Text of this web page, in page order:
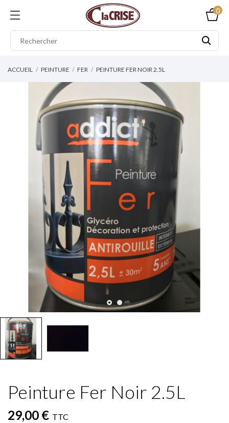
0
ACCUEIL PEINTURE FER PEINTURE FER NOIR 2.5L
Peinture Fer Noir 2.5L
29,00 € TTC